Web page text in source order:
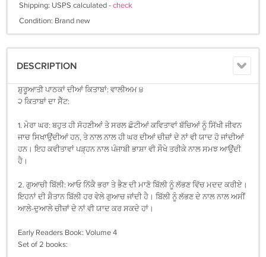
Shipping: USPS calculated -check
Condition: Brand new
DESCRIPTION
ਸ਼ੁਰੂਆਤੀ ਪਾਠਕਾਂ ਦੀਆਂ ਕਿਤਾਬਾਂ: ਵਾਲੀਅਮ ੪
੨ ਕਿਤਾਬਾਂ ਦਾ ਸੈੱਟ:
1. ਮੇਰਾ ਘਰ: ਬਹੁਤ ਹੀ ਸੋਹਣੀਆਂ ਤੇ ਸਰਲ ਛੋਟੀਆਂ ਕਵਿਤਾਵਾਂ ਬੱਚਿਆਂ ਨੂੰ ਸਿੱਖੀ ਜੀਵਨ
ਜਾਚ ਸਿਖਾਉਂਦੀਆਂ ਹਨ, ਤੇ ਨਾਲ ਨਾਲ ਹੀ ਘਰ ਦੀਆਂ ਚੀਜ਼ਾਂ ਦੇ ਨਾਂ ਵੀ ਯਾਦ ਹੋ ਜਾਂਦੀਆਂ
ਹਨ। ਇਹ ਕਵੀਤਾਵਾਂ ਪੜ੍ਹਨ ਨਾਲ ਪੰਜਾਬੀ ਭਾਸ਼ਾ ਵੀ ਸੌਖੇ ਤਰੀਕੇ ਨਾਲ ਸਮਝ ਆਉਂਦੀ
ਹੈ।
2. ਗੁਆਚੀ ਬਿੱਲੀ: ਆਓ ਨਿੱਕੈ ਭਰਾ ਤੇ ਭੈਣ ਦੀ ਮਾਣੋ ਬਿੱਲੀ ਨੂੰ ਲੱਭਣ ਵਿੱਚ ਮਦਦ ਕਰੀਏ।
ਇਹਨਾਂ ਦੀ ਸ਼ੈਤਾਨ ਬਿੱਲੀ ਹਰ ਵੇਲੇ ਗੁਆਚ ਜਾਂਦੀ ਹੈ। ਬਿੱਲੀ ਨੂੰ ਲੱਭਣ ਦੇ ਨਾਲ ਨਾਲ ਅਸੀਂ
ਆਲੇ-ਦੁਆਲੇ ਚੀਜ਼ਾਂ ਦੇ ਨਾਂ ਵੀ ਯਾਦ ਕਰ ਸਕਦੇ ਹਾਂ।
Early Readers Book: Volume 4
Set of 2 books: